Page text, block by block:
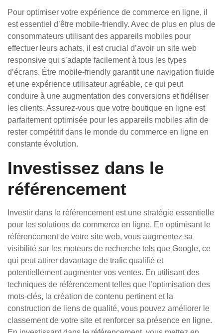
Pour optimiser votre expérience de commerce en ligne, il
est essentiel d’être mobile-friendly. Avec de plus en plus de
consommateurs utilisant des appareils mobiles pour
effectuer leurs achats, il est crucial d’avoir un site web
responsive qui s’adapte facilement à tous les types
d’écrans. Être mobile-friendly garantit une navigation fluide
et une expérience utilisateur agréable, ce qui peut
conduire à une augmentation des conversions et fidéliser
les clients. Assurez-vous que votre boutique en ligne est
parfaitement optimisée pour les appareils mobiles afin de
rester compétitif dans le monde du commerce en ligne en
constante évolution.
Investissez dans le
référencement
Investir dans le référencement est une stratégie essentielle
pour les solutions de commerce en ligne. En optimisant le
référencement de votre site web, vous augmentez sa
visibilité sur les moteurs de recherche tels que Google, ce
qui peut attirer davantage de trafic qualifié et
potentiellement augmenter vos ventes. En utilisant des
techniques de référencement telles que l’optimisation des
mots-clés, la création de contenu pertinent et la
construction de liens de qualité, vous pouvez améliorer le
classement de votre site et renforcer sa présence en ligne.